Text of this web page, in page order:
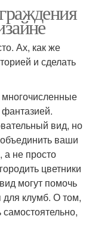
Ах, как же
и сделать
многочисленные
вид, но
ваши
не просто
цветники
могут помочь
клумб. О том,
самостоятельно,